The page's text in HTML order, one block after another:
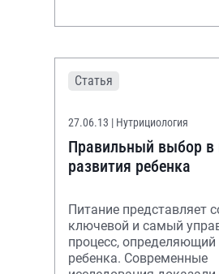
пищеварение и разви
Статья
27.06.13 | Нутрициология
Правильный выбор в
развития ребенка
Питание представляет
ключевой и самый
процесс, определяющий
ребенка. Современные